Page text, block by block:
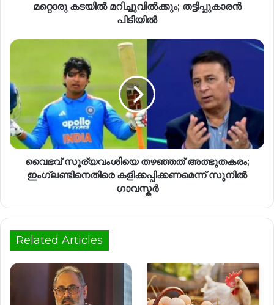
മറ്റൊരു കടയില്‍ മറിച്ചുവില്‍ക്കും; തട്ടിപ്പുകാരന്‍
പിടിയില്‍
വൈഭവ് സൂര്യവംശിയെ തഴഞ്ഞത് അത്ഭുതകരം;
ഇംഗ്ലണ്ടിനെതിരെ കളിക്കപ്പിക്കണമെന്ന് സുനിൽ
ഗാവസ്കർ
Related Articles